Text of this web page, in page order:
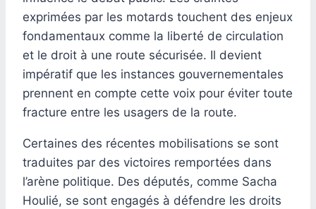
exprimées par les motards touchent des enjeux
fondamentaux comme la liberté de circulation
et le droit à une route sécurisée. Il devient
impératif que les instances gouvernementales
prennent en compte cette voix pour éviter toute
fracture entre les usagers de la route.
Certaines des récentes mobilisations se sont
traduites par des victoires remportées dans
l’arène politique. Des députés, comme Sacha
Houlié, se sont engagés à défendre les droits